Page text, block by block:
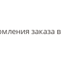
заказа в